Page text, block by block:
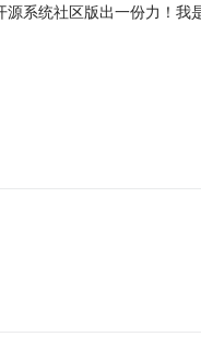
系统社区版出一份力！我